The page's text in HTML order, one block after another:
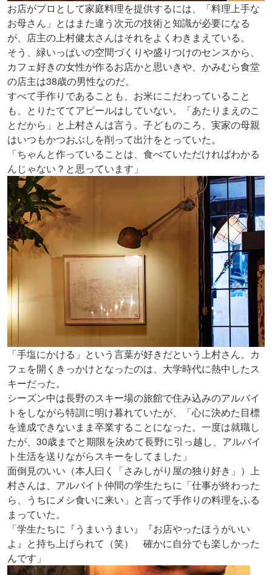
お店がプロとして家庭料理を提供するには、「料理上手な
お母さん」とはまた違う次元の技術と知識が必要になる
が、店主の上村健太さんはそれをよくわきまえている。
そう、緑いっぱいの空間づくりや盛りつけのセンスから、
カフェ好きの女性が作るお店かと思いきや、かみむら食堂
の店主は38歳の男性なのだ。
すべて手作りであることも、お米にこだわっていること
も、とりたててアピールはしていない。「あたりまえのこ
とだから」と上村さんは言う。子どものころ、実家の母親
はいつもかつおぶしを削って出汁をとっていた。
「ちゃんと作っていることは、食べていただければわかる
んじゃない？と思っています」
「手塩にかける」という言葉が好きだという上村さん。カ
フェを開くきっかけとなったのは、大学時代に熱中したス
キーだった。
シーズン中は長野のスキー場の旅館で住み込みのアルバイ
トをしながら特訓に明け暮れていたが、「心に決めた目標
を達成できないまま卒業することになった。一度は就職し
たが、30歳までと期限を決めて長野に引っ越し、アルバイ
ト生活を送りながらスキーをしてました」
面倒見のいい（本人曰く「さみしがり屋の独り好き」）上
村さんは、アルバイト仲間の学生たちに「仕事が終わった
ら、うちにメシ食いに来い」と言って手作りの料理をふる
まっていた。
「学生たちに『うまいうまい』『お店やったほうがいい
よ』と持ち上げられて（笑） 確かに自分でも楽しかった
んです」